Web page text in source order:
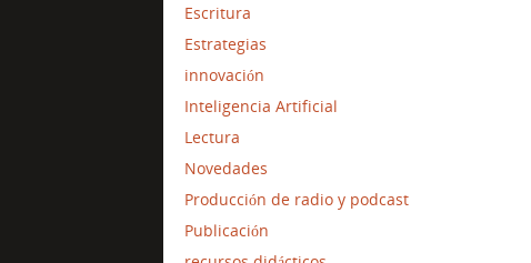
Escritura
Estrategias
innovación
Inteligencia Artificial
Lectura
Novedades
Producción de radio y podcast
Publicación